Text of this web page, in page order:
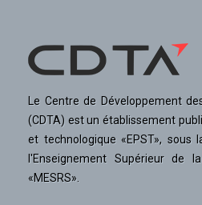
Le Centre de Développement
(CDTA) est un établissement
et technologique «EPST»,
l'Enseignement Supérieur de
«MESRS».